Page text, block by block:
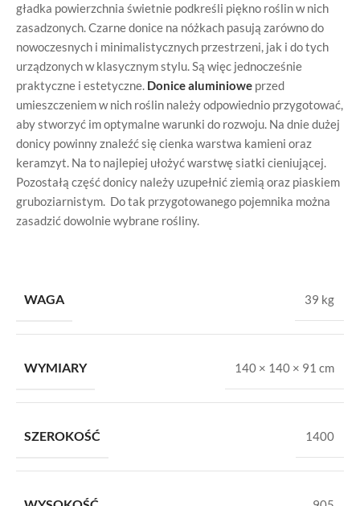
gładka powierzchnia świetnie podkreśli piękno roślin w nich
zasadzonych. Czarne donice na nóżkach pasują zarówno do
nowoczesnych i minimalistycznych przestrzeni, jak i do tych
urządzonych w klasycznym stylu. Są więc jednocześnie
praktyczne i estetyczne. Donice aluminiowe przed
umieszczeniem w nich roślin należy odpowiednio przygotować,
aby stworzyć im optymalne warunki do rozwoju. Na dnie dużej
donicy powinny znaleźć się cienka warstwa kamieni oraz
keramzyt. Na to najlepiej ułożyć warstwę siatki cieniującej.
Pozostałą część donicy należy uzupełnić ziemią oraz piaskiem
gruboziarnistym. Do tak przygotowanego pojemnika można
zasadzić dowolnie wybrane rośliny.
WAGA 39 kg
WYMIARY 140 × 140 × 91 cm
SZEROKOŚĆ 1400